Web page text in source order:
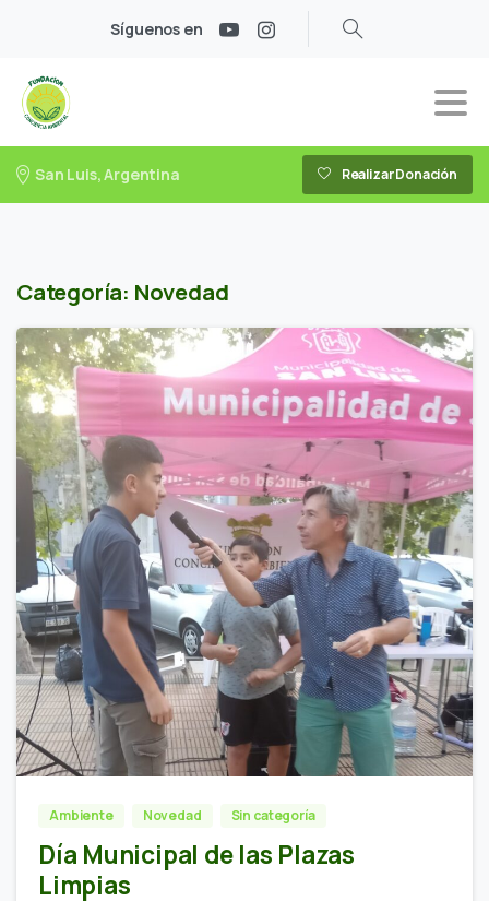
Síguenos en
San Luis, Argentina Realizar Donación
Categoría: Novedad
Ambiente Novedad Sin categoría
Día Municipal de las Plazas
Limpias